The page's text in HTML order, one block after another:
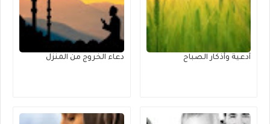
أدعية وأذكار الصباح دعاء الخروج من المنزل